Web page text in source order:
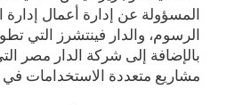
المسؤولة عن إدارة أعمال إدارة
الرسوم، والدار فينتشرز التي
بالإضافة إلى شركة الدار مصر
مشاريع متعددة الاستخدامات